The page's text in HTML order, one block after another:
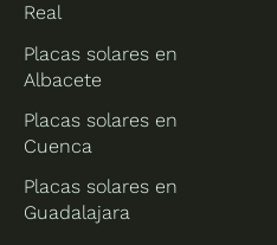
Real
Placas solares en
Albacete
Placas solares en
Cuenca
Placas solares en
Guadalajara